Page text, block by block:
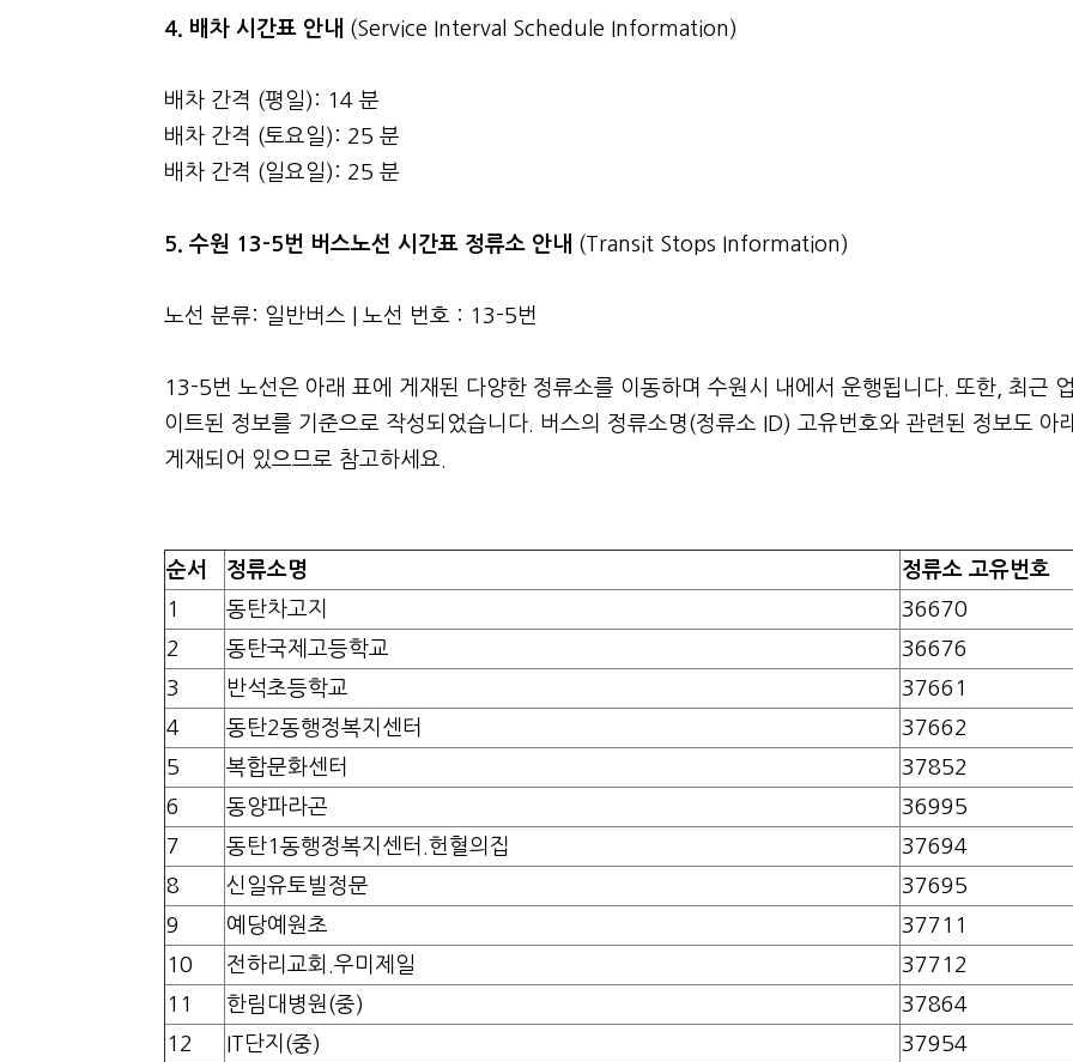
4. 배차 시간표 안내 (Service Interval Schedule Information)
배차 간격 (평일): 14 분
배차 간격 (토요일): 25 분
배차 간격 (일요일): 25 분
5. 수원 13-5번 버스노선 시간표 정류소 안내 (Transit Stops Information)
노선 분류: 일반버스 | 노선 번호 : 13-5번
13-5번 노선은 아래 표에 게재된 다양한 정류소를 이동하며 수원시 내에서 운행됩니다. 또한, 최근 업
이트된 정보를 기준으로 작성되었습니다. 버스의 정류소명(정류소 ID) 고유번호와 관련된 정보도 아
게재되어 있으므로 참고하세요.
순서 정류소명
정류소 고유번호
1
동탄차고지
36670
2
동탄국제고등학교
36676
3
반석초등학교
37661
4
동탄2동행정복지센터
37662
5
복합문화센터
37852
6
동양파라곤
36995
7
동탄1동행정복지센터.헌혈의집
37694
8
신일유토빌정문
37695
9
예당예원초
37711
10
전하리교회.우미제일
37712
11
한림대병원(중)
37864
12
IT단지(중)
37954